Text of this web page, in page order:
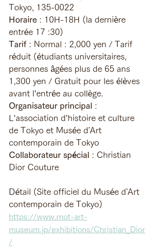
Tokyo, 135-0022
Horaire : 10H-18H (la dernière
entrée 17 :30)
Tarif : Normal : 2,000 yen / Tarif
réduit (étudiants universitaires,
personnes âgées plus de 65 ans
1,300 yen / Gratuit pour les élèves
avant l’entrée au collège.
Organisateur principal :
L’association d’histoire et culture
de Tokyo et Musée d'Art
contemporain de Tokyo
Collaborateur spécial : Christian
Dior Couture
Détail (Site officiel du Musée d'Art
contemporain de Tokyo)
https://www.mot-art-
museum.jp/exhibitions/Christian_Dior
/